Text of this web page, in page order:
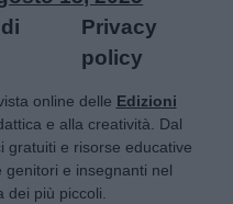
Privacy
policy
online delle Edizioni
e alla creatività. Dal
gratuiti e risorse educative
e insegnanti nel
dei più piccoli.